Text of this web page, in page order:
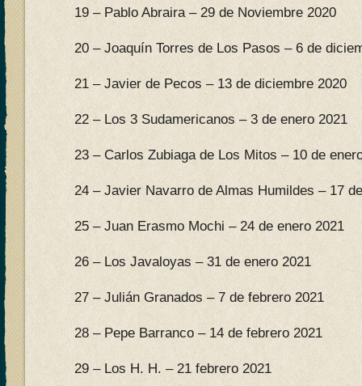
19 – Pablo Abraira – 29 de Noviembre 2020
20 – Joaquín Torres de Los Pasos – 6 de
21 – Javier de Pecos – 13 de diciembre 2020
22 – Los 3 Sudamericanos – 3 de enero 2021
23 – Carlos Zubiaga de Los Mitos – 10 de
24 – Javier Navarro de Almas Humildes – 17
25 – Juan Erasmo Mochi – 24 de enero 2021
26 – Los Javaloyas – 31 de enero 2021
27 – Julián Granados – 7 de febrero 2021
28 – Pepe Barranco – 14 de febrero 2021
29 – Los H. H. – 21 febrero 2021